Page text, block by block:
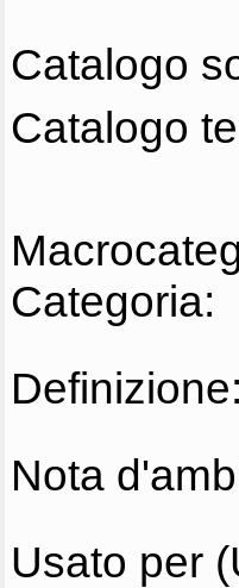
Catalogo
Catalogo
Categoria:
Definizione:
Nota
Usato per